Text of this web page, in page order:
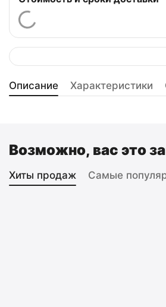
Описание Характеристики
Возможно, вас это
Хиты продаж Самые